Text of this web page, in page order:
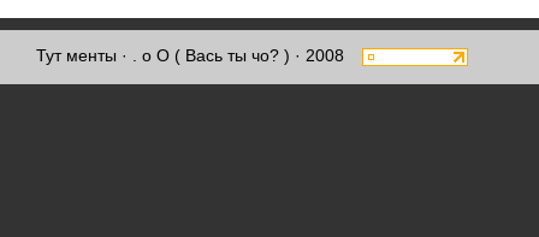
Тут менты · . о О ( Вась ты чо? ) · 2008